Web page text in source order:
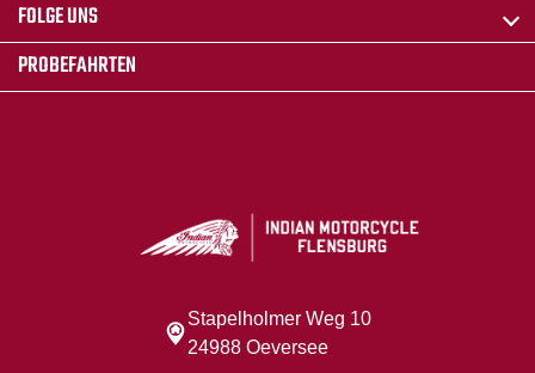
FOLGE UNS
PROBEFAHRTEN
Stapelholmer Weg 10
24988 Oeversee